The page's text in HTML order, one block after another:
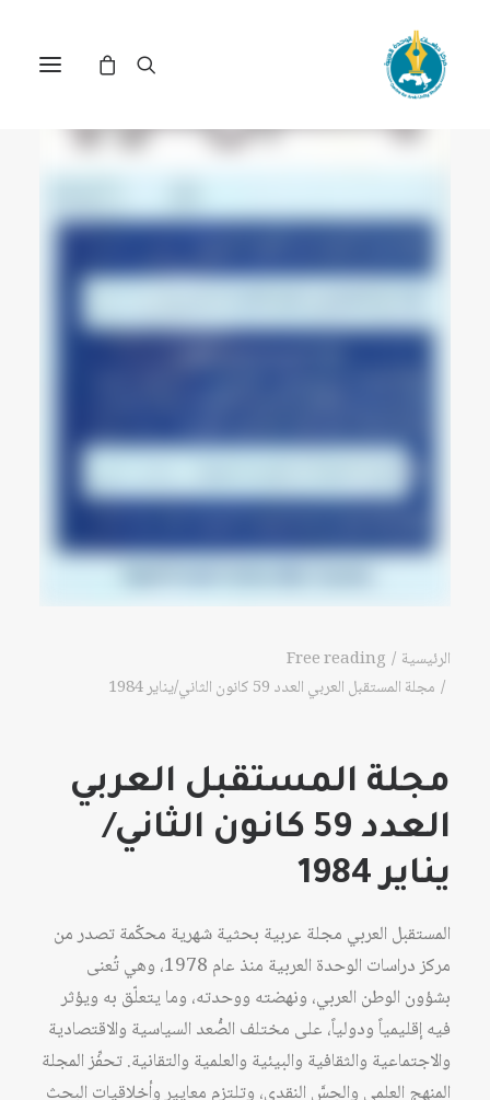
الرئيسية
Free reading
مجلة المستقبل العربي العدد 59 كانون الثاني/يناير 1984
مجلة المستقبل العربي
العدد 59 كانون الثاني/
يناير 1984
المستقبل العربي مجلة عربية بحثية شهرية محكّمة تصدر من
مركز دراسات الوحدة العربية منذ عام 1978، وهي تُعنى
بشؤون الوطن العربي، ونهضته ووحدته، وما يتعلّق به ويؤثر
فيه إقليمياً ودولياً، على مختلف الصُّعد السياسية والاقتصادية
والاجتماعية والثقافية والبيئية والعلمية والتقانية. تحفِّز المجلة